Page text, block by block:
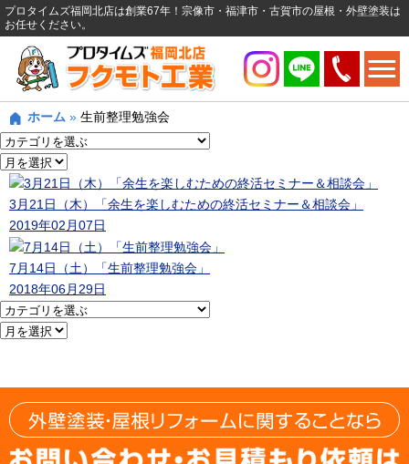
プロタイムズ福岡北店は創業67年！宗像市・福津市・古賀市の屋根・外壁塗装は
お任せください。
ホーム » 生前整理勉強会
3月21日（木）「余生を楽しむための終活セミナー＆相談会」
2019年02月07日
7月14日（土）「生前整理勉強会」
2018年06月29日